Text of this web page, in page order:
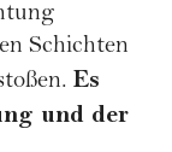
Schichten
Es
und der